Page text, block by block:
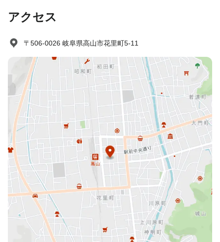
不泊については以下の通り頂戴いたします。
アクセス
〒506-0026 岐阜県高山市花里町5-11